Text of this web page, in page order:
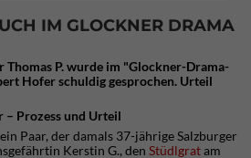
IM GLOCKNER DRAMA
Thomas P. wurde im "Glockner-Drama-
Hofer schuldig gesprochen. Urteil
– Prozess und Urteil
Paar, der damals 37-jährige Salzburger
Kerstin G., den Stüdlgratam